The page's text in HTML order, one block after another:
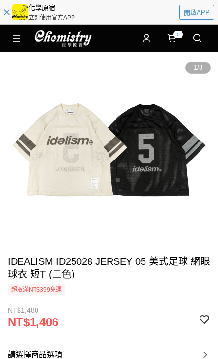
化學原宿
立刻使用官方APP
開啟APP
0
1/8
IDEALISM ID25028 JERSEY 05 美式足球 網眼
球衣 短T (二色)
超取滿NT$399免運
NT$1,480
NT$1,406
請選擇商品選項